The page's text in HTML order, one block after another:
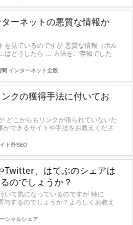
ーネットの悪質な情報か
を見ているのですが 悪質な情報（ポル
はどうしたら ... 方法をご存知でした
問 インターネット全般
クの獲得手法に付いてお
どこからもリンクが張られていないた
できるサイトや手法をお教えくださ
ト外SEO
Twitter、はてぶのシェアは
のでしょうか？
いて気になっているのですが 特に
与するのでしょうか？よろしくお教え
シャルシェア